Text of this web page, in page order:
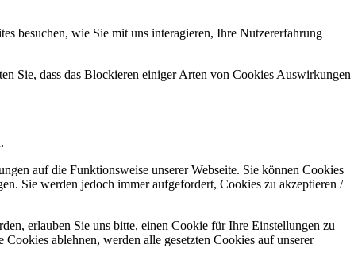
besuchen, wie Sie mit uns interagieren, Ihre Nutzererfahrung
Sie, dass das Blockieren einiger Arten von Cookies Auswirkungen
auf die Funktionsweise unserer Webseite. Sie können Cookies
Sie werden jedoch immer aufgefordert, Cookies zu akzeptieren /
erlauben Sie uns bitte, einen Cookie für Ihre Einstellungen zu
ablehnen, werden alle gesetzten Cookies auf unserer